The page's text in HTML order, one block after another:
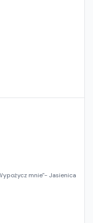
mnie"- Jasienica